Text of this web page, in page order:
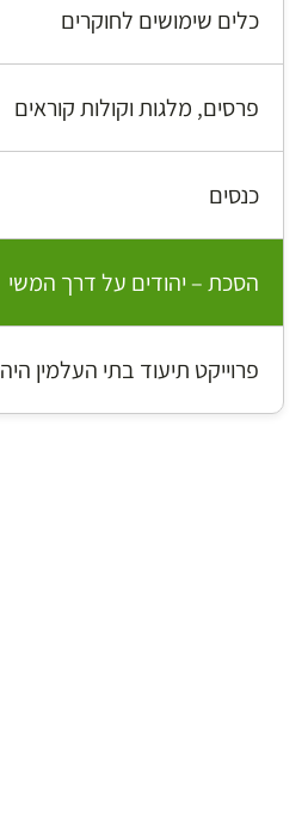
כלים שימושים לחוקרים
פרסים, מלגות וקולות קוראים
כנסים
הסכת – יהודים על דרך המשי
פרוייקט תיעוד בתי העלמין